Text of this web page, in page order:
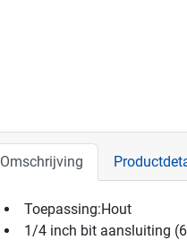
Omschrijving
Toepassing:Hout
1/4 inch bit aansluiting